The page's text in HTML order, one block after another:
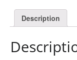
Description